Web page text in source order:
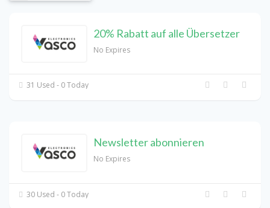
20% Rabatt auf alle Übersetzer
No Expires
31 Used - 0 Today
Newsletter abonnieren
No Expires
30 Used - 0 Today